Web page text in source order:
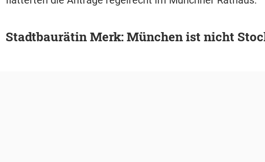
Stadtbaurätin Merk: München ist nicht